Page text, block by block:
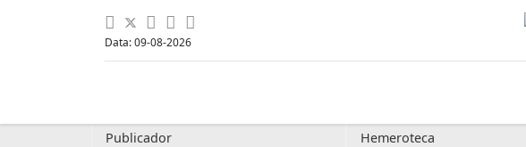
Data: 09-08-2026
Publicador Hemeroteca